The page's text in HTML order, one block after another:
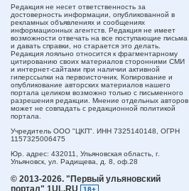
Редакция не несет ответственность за
достоверность информации, опубликованной в
рекламных объявлениях и сообщениях
информационных агентств. Редакция не имеет
возможности отвечать на все поступающие письма
и давать справки, но старается это делать.
Редакция лояльно относится к фрагментарному
цитированию своих материалов сторонними СМИ
и интернет-сайтами при наличии активной
гиперссылки на первоисточник. Копирование и
опубликование авторских материалов нашего
портала целиком возможно только с письменного
разрешения редакции. Мнение отдельных авторов
может не совпадать с редакционной политикой
портала.
Учредитель ООО "ЦКП". ИНН 7325140148, ОГРН
1157325006475
Юр. адрес: 432011, Ульяновская область, г.
Ульяновск, ул. Радищева, д. 8, оф.28
© 2013-2026. "Первый ульяновский
портал" 1UL.RU
18+